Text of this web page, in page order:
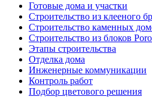
Готовые дома и участки
Строительство из клееного
Строительство каменных
Строительство из блоков
Этапы строительства
Отделка дома
Инженерные коммуникации
Контроль работ
Подбор цветового решения